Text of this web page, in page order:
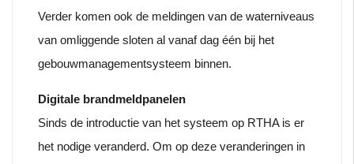
Verder komen ook de meldingen van de waterniveaus
van omliggende sloten al vanaf dag één bij het
gebouwmanagementsysteem binnen.
Digitale brandmeldpanelen
Sinds de introductie van het systeem op RTHA is er
het nodige veranderd. Om op deze veranderingen in